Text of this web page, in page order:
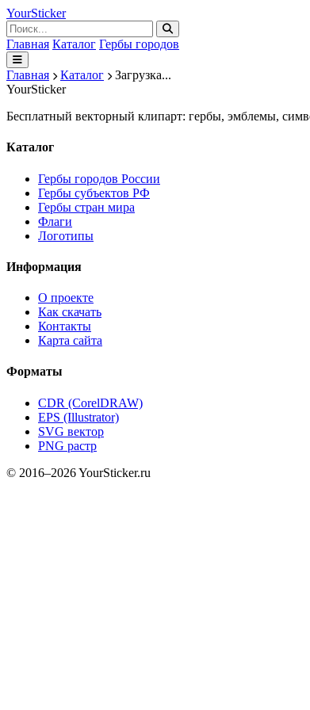
YourSticker
Главная Каталог Гербы городов
Главная Каталог
Загрузка...
YourSticker
Бесплатный векторный клипарт: гербы, эмблемы,
Каталог
Гербы городов России
Гербы субъектов РФ
Гербы стран мира
Флаги
Логотипы
Информация
О проекте
Как скачать
Контакты
Карта сайта
Форматы
CDR (CorelDRAW)
EPS (Illustrator)
SVG вектор
PNG растр
© 2016–2026 YourSticker.ru